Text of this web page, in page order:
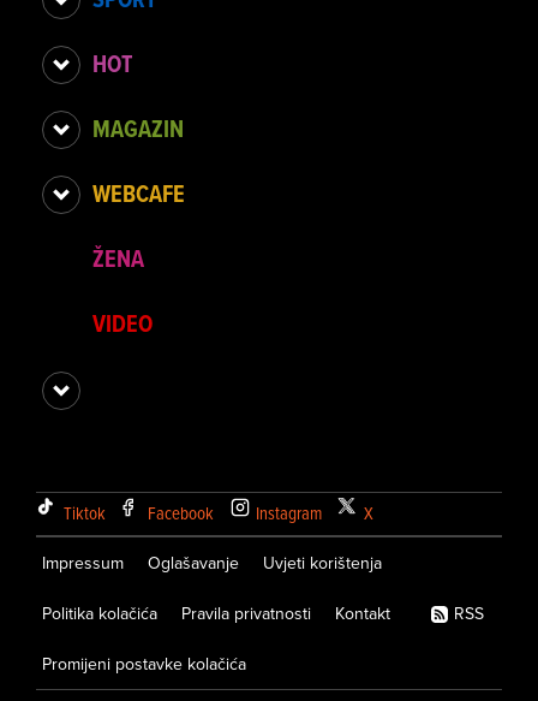
HOT
MAGAZIN
WEBCAFE
ŽENA
VIDEO
Tiktok Facebook Instagram X
Impressum Oglašavanje Uvjeti korištenja
Politika kolačića Pravila privatnosti Kontakt
Promijeni postavke kolačića
RSS